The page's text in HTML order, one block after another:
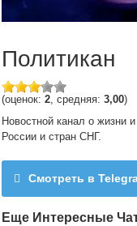
Политикан
(оценок:2, средняя:3,00)
Новостной канал о жизни
России и стран СНГ.
Смотреть в
@oppovesti
Еще Интересные